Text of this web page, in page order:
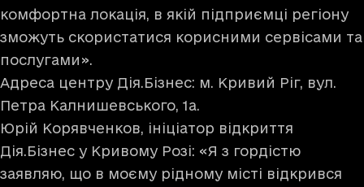
комфортна локація, в якій підприємці регіону
зможуть скористатися корисними сервісами та
послугами».
Адреса центру Дія.Бізнес: м. Кривий Ріг, вул.
Петра Калнишевського, 1а.
Юрій Корявченков, ініціатор відкриття
Дія.Бізнес у Кривому Розі: «Я з гордістю
заявляю, що в моєму рідному місті відкрився